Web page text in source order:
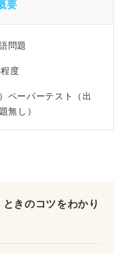
要
問題
度
ペーパーテスト（出
無し）
きのコツをわかり
5問｜田中さんによる
する際のポイント
も解いてみよう！